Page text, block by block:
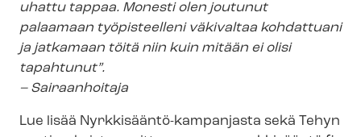
uhattu tappaa. Monesti olen joutunut
palaamaan työpisteelleni väkivaltaa kohdattuani
ja jatkamaan töitä niin kuin mitään ei olisi
tapahtunut”.
– Sairaanhoitaja
Lue lisää Nyrkkisääntö-kampanjasta sekä Tehyn